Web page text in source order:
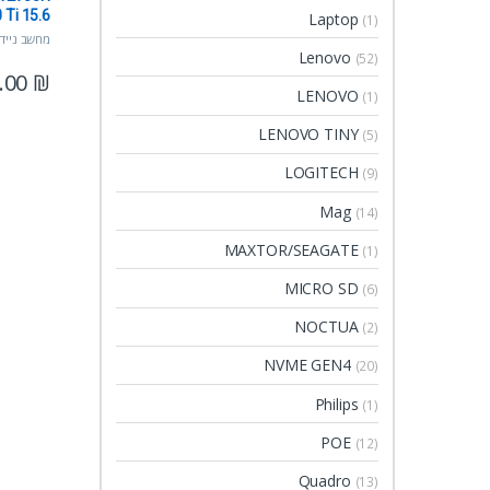
מחשב
Ti 15.6
WIN11
₪
Laptop (1)
Lenovo (52)
LENOVO (1)
LENOVO TINY (5)
LOGITECH (9)
Mag (14)
MAXTOR/SEAGATE (1)
MICRO SD (6)
NOCTUA (2)
NVME GEN4 (20)
Philips (1)
POE (12)
Quadro (13)